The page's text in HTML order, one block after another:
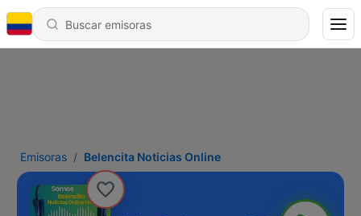
Emisoras Belencita Noticias Online